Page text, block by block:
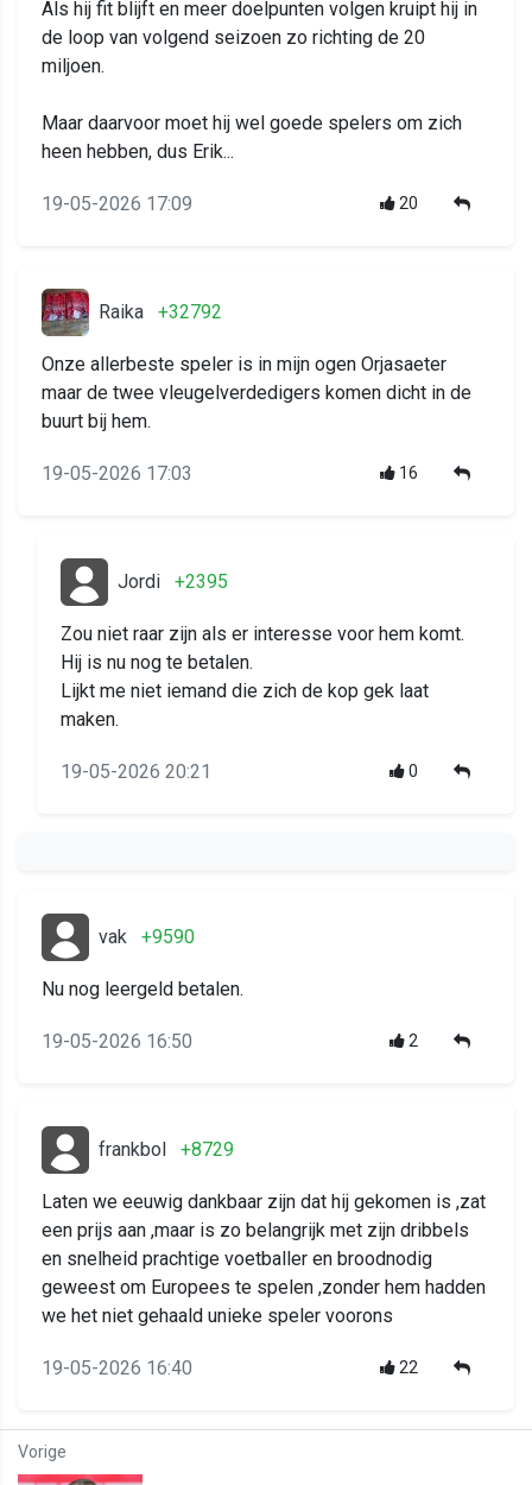
Als hij fit blijft en meer doelpunten volgen kruipt hij in
de loop van volgend seizoen zo richting de 20
miljoen.
Maar daarvoor moet hij wel goede spelers om zich
heen hebben, dus Erik...
19-05-2026 17:09 20
Raika +32792
Onze allerbeste speler is in mijn ogen Orjasaeter
maar de twee vleugelverdedigers komen dicht in de
buurt bij hem.
19-05-2026 17:03 16
Jordi +2395
Zou niet raar zijn als er interesse voor hem komt.
Hij is nu nog te betalen.
Lijkt me niet iemand die zich de kop gek laat
maken.
19-05-2026 20:21 0
vak +9590
Nu nog leergeld betalen.
19-05-2026 16:50 2
frankbol +8729
Laten we eeuwig dankbaar zijn dat hij gekomen is ,zat
een prijs aan ,maar is zo belangrijk met zijn dribbels
en snelheid prachtige voetballer en broodnodig
geweest om Europees te spelen ,zonder hem hadden
we het niet gehaald unieke speler voorons
19-05-2026 16:40 22
Vorige